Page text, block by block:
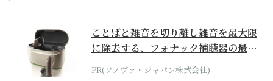
ことばと雑音を切り離し雑音を最大限
に除去する、フォナック補聴器の最上
位モデル
PR(ソノヴァ・ジャパン株式会社)